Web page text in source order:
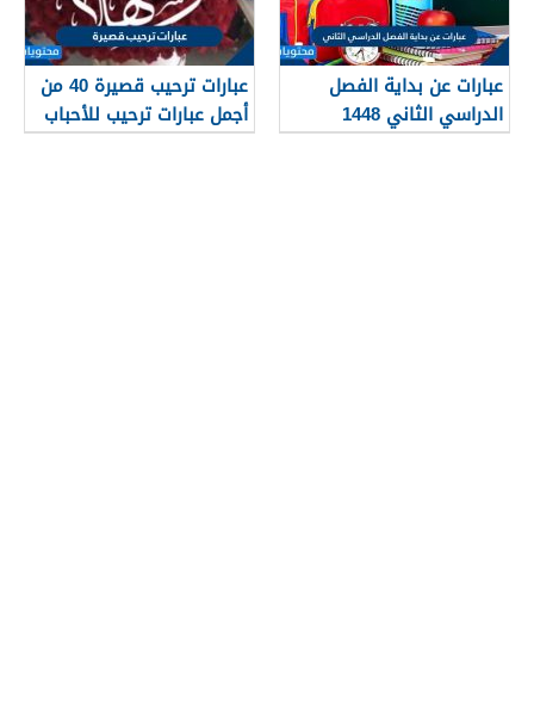
عبارات عن بداية الفصل
الدراسي الثاني 1448
عبارات ترحيب قصيرة 40 من
أجمل عبارات ترحيب للأحباب
والأصدقاء 2026